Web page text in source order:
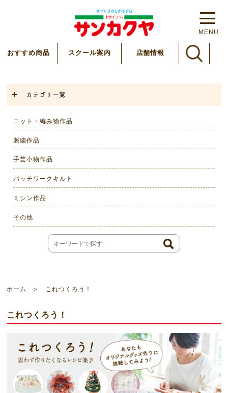
MENU
おすすめ商品 スクール案内 店舗情報
カテゴリ一覧
ニット・編み物作品
刺繍作品
手芸小物作品
パッチワークキルト
ミシン作品
その他
ホーム これつくろう！
これつくろう！